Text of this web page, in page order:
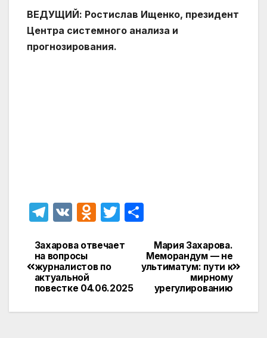
ВЕДУЩИЙ: Ростислав Ищенко, президент
Центра системного анализа и
прогнозирования.
T
e
gr
a
m
V
O
n
o
kl
a
T
itt
п
р
в
Навигация
по
Мария Захарова.
Меморандум — не
ультиматум: пути к
мирному
урегулированию
Захарова отвечает
на вопросы
журналистов по
актуальной
повестке 04.06.2025